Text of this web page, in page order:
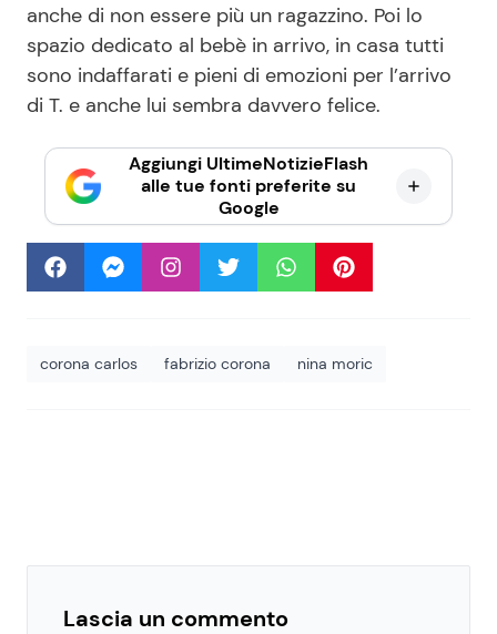
anche di non essere più un ragazzino. Poi lo
spazio dedicato al bebè in arrivo, in casa tutti
sono indaffarati e pieni di emozioni per l’arrivo
di T. e anche lui sembra davvero felice.
Aggiungi UltimeNotizieFlash
alle tue fonti preferite su
Google
corona carlos fabrizio corona nina moric
Lascia un commento